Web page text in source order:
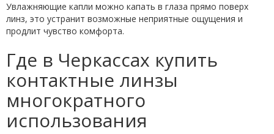
Увлажняющие капли можно капать в глаза прямо поверх
линз, это устранит возможные неприятные ощущения и
продлит чувство комфорта.
Где в Черкассах купить
контактные линзы
многократного
использования